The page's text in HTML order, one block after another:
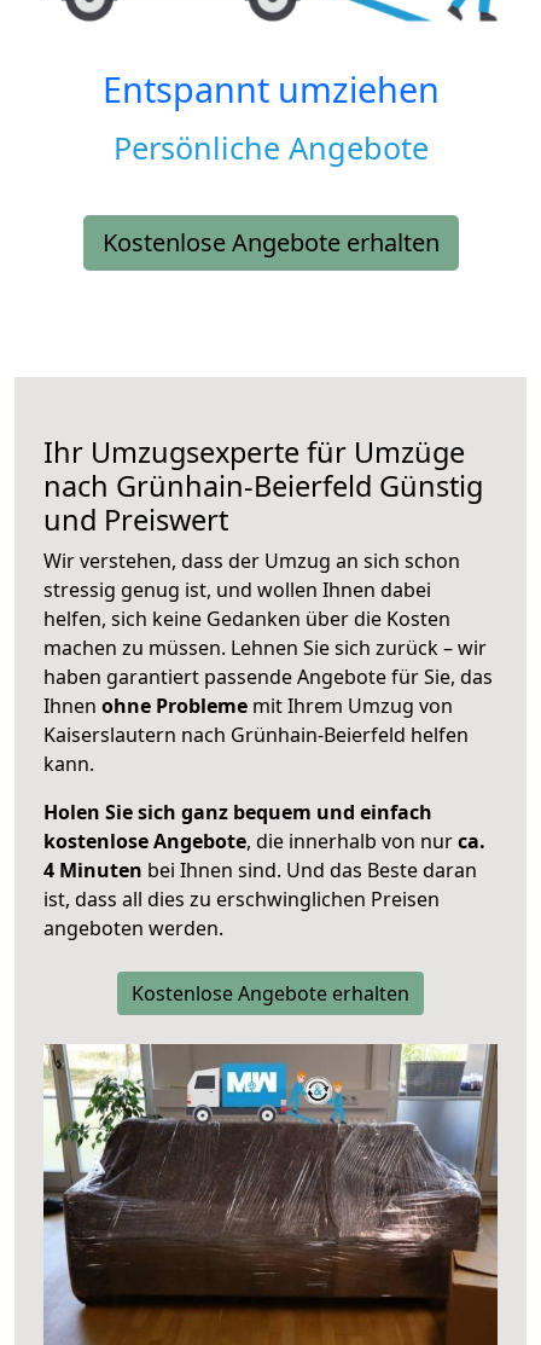
Entspannt umziehen
Persönliche Angebote
Kostenlose Angebote erhalten
Ihr Umzugsexperte für Umzüge
nach Grünhain-Beierfeld Günstig
und Preiswert
Wir verstehen, dass der Umzug an sich schon
stressig genug ist, und wollen Ihnen dabei
helfen, sich keine Gedanken über die Kosten
machen zu müssen. Lehnen Sie sich zurück – wir
haben garantiert passende Angebote für Sie, das
Ihnen ohne Probleme mit Ihrem Umzug von
Kaiserslautern nach Grünhain-Beierfeld helfen
kann.
Holen Sie sich ganz bequem und einfach
kostenlose Angebote, die innerhalb von nurca.
4 Minuten bei Ihnen sind. Und das Beste daran
ist, dass all dies zu erschwinglichen Preisen
angeboten werden.
Kostenlose Angebote erhalten